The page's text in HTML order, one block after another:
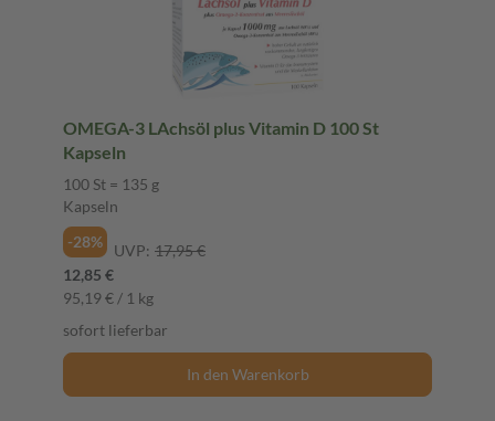
OMEGA-3 LAchsöl plus Vitamin D 100 St
Kapseln
100 St = 135 g
Kapseln
-28%
UVP: 17,95 €
12,85 €
95,19 € / 1 kg
sofort lieferbar
In den Warenkorb